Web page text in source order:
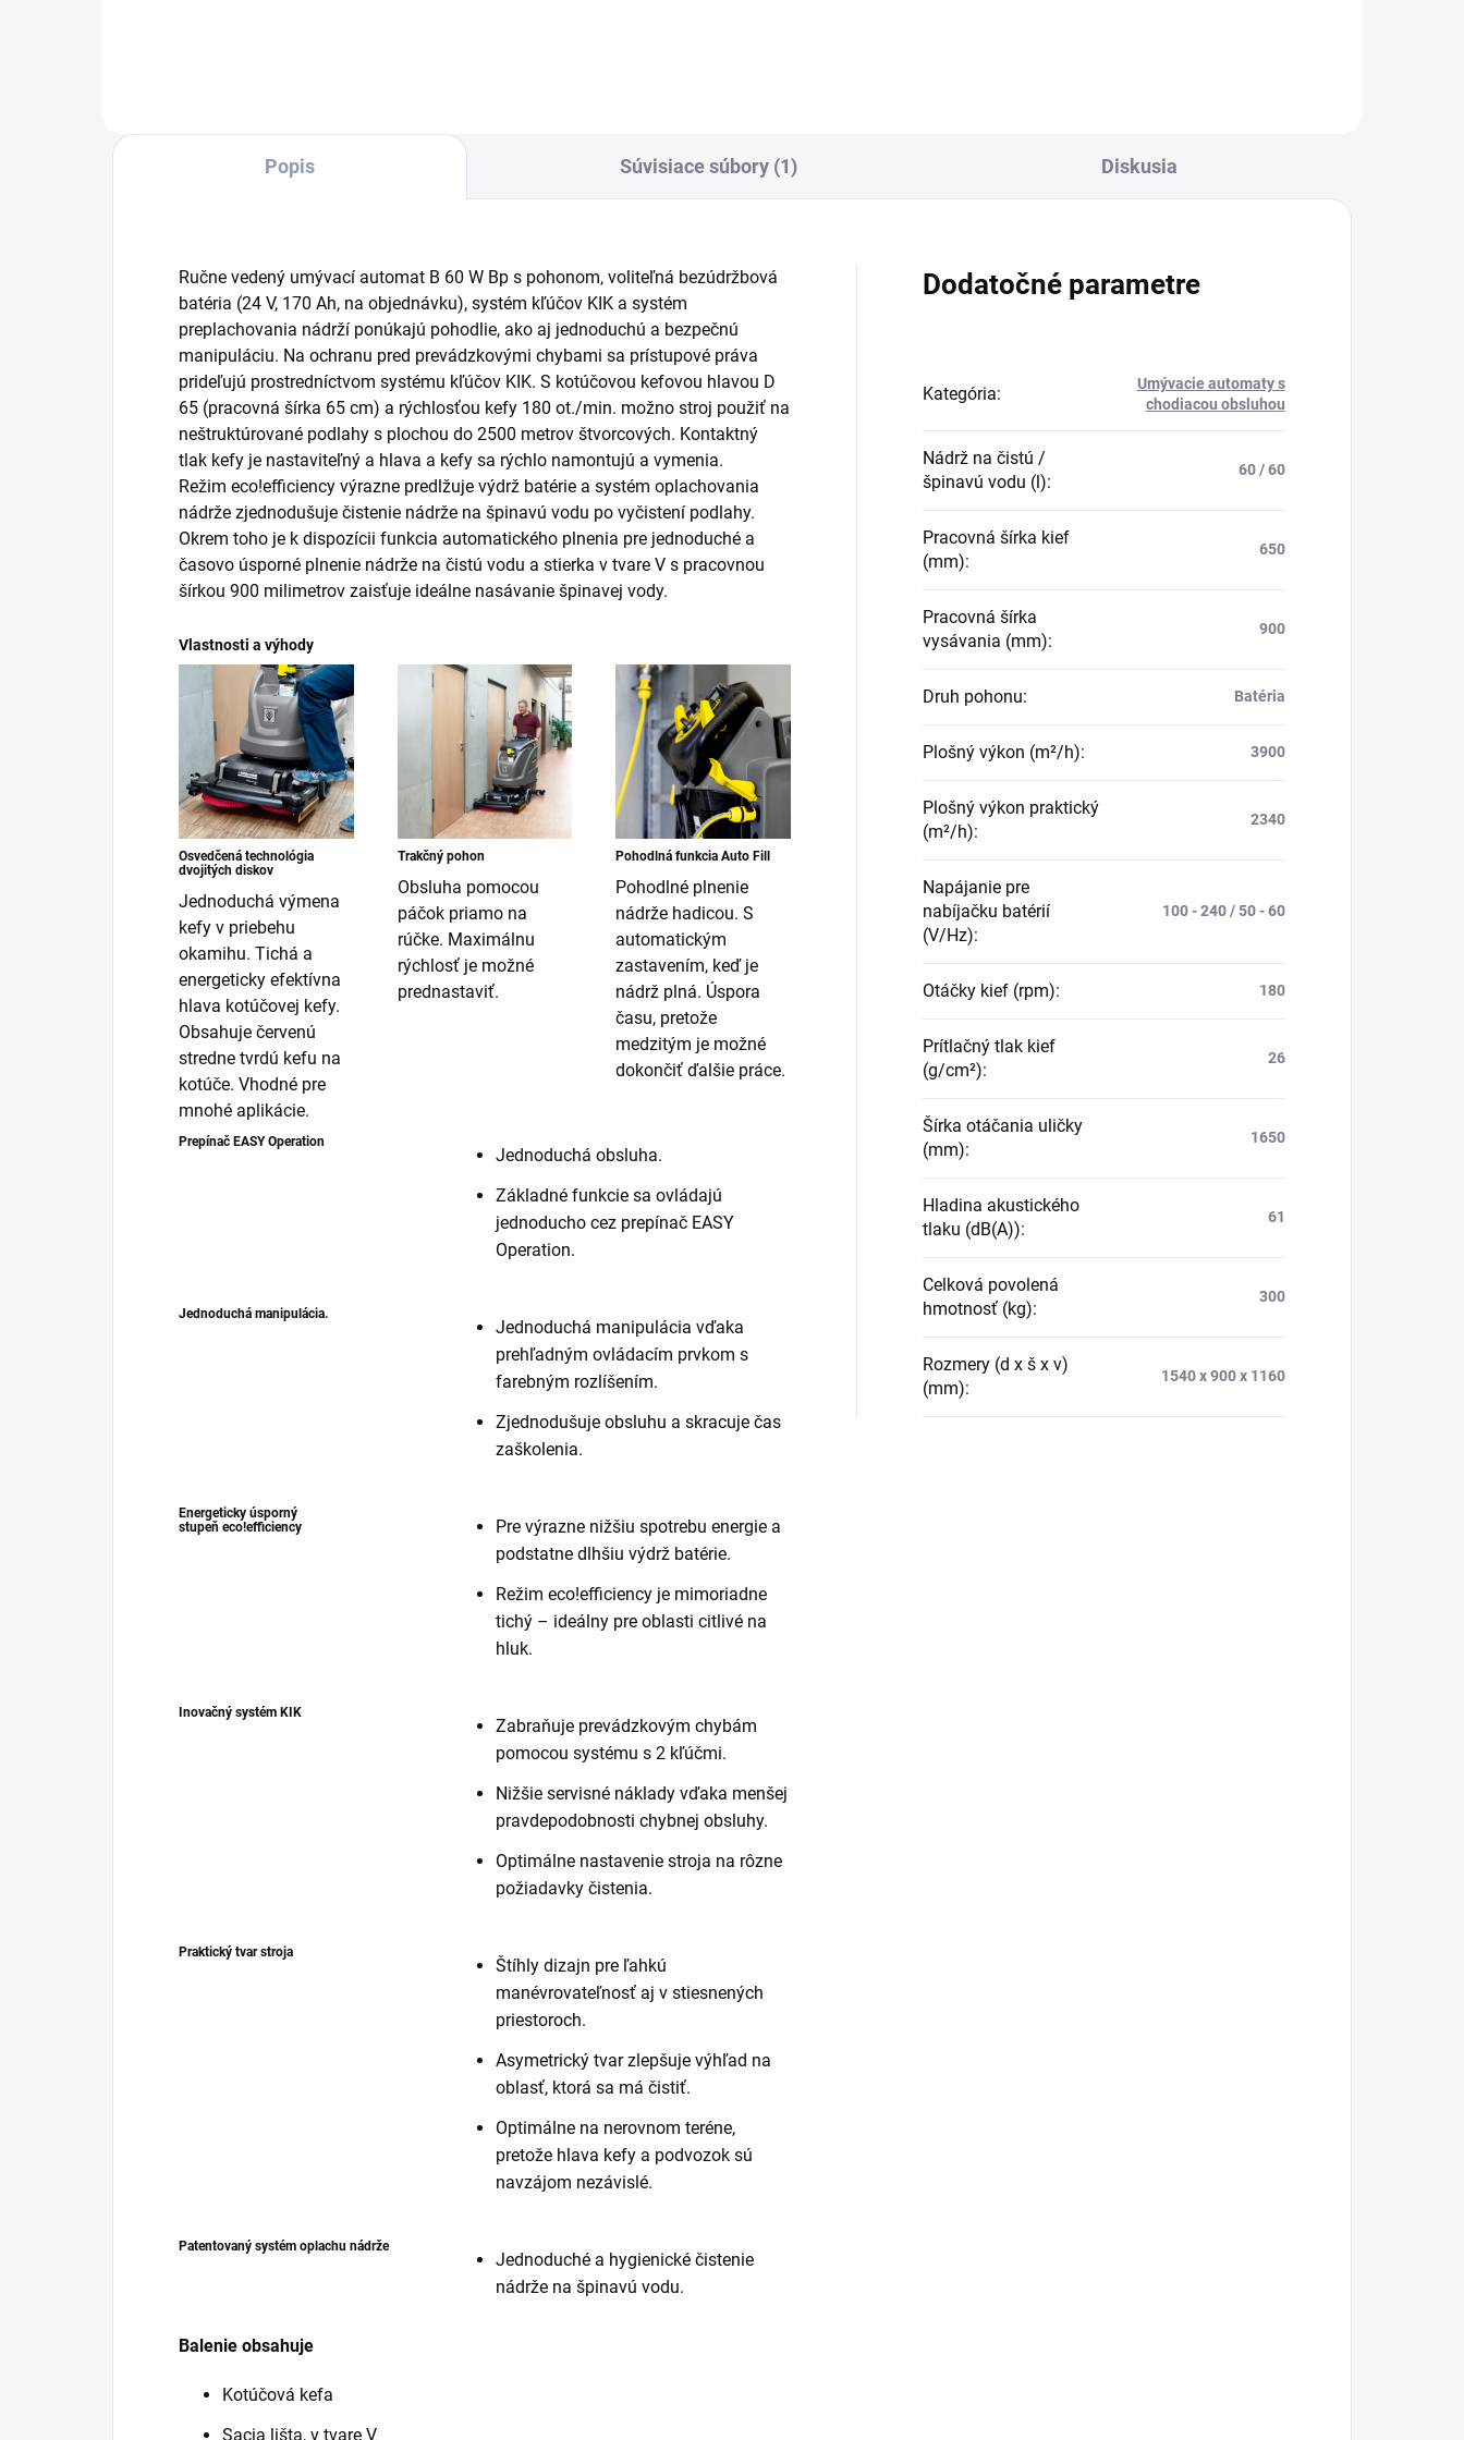
Popis Súvisiace súbory (1) Diskusia
Ručne vedený umývací automat B 60 W Bp s pohonom, voliteľná bezúdržbová
batéria (24 V, 170 Ah, na objednávku), systém kľúčov KIK a systém
preplachovania nádrží ponúkajú pohodlie, ako aj jednoduchú a bezpečnú
manipuláciu. Na ochranu pred prevádzkovými chybami sa prístupové práva
prideľujú prostredníctvom systému kľúčov KIK. S kotúčovou kefovou hlavou D
65 (pracovná šírka 65 cm) a rýchlosťou kefy 180 ot./min. možno stroj použiť na
neštruktúrované podlahy s plochou do 2500 metrov štvorcových. Kontaktný
tlak kefy je nastaviteľný a hlava a kefy sa rýchlo namontujú a vymenia.
Režim eco!efficiency výrazne predlžuje výdrž batérie a systém oplachovania
nádrže zjednodušuje čistenie nádrže na špinavú vodu po vyčistení podlahy.
Okrem toho je k dispozícii funkcia automatického plnenia pre jednoduché a
časovo úsporné plnenie nádrže na čistú vodu a stierka v tvare V s pracovnou
šírkou 900 milimetrov zaisťuje ideálne nasávanie špinavej vody.
Vlastnosti a výhody
Osvedčená technológia
dvojitých diskov
Jednoduchá výmena
kefy v priebehu
okamihu. Tichá a
energeticky efektívna
hlava kotúčovej kefy.
Obsahuje červenú
stredne tvrdú kefu na
kotúče. Vhodné pre
mnohé aplikácie.
Trakčný pohon
Obsluha pomocou
páčok priamo na
rúčke. Maximálnu
rýchlosť je možné
prednastaviť.
Pohodlná funkcia Auto Fill
Pohodlné plnenie
nádrže hadicou. S
automatickým
zastavením, keď je
nádrž plná. Úspora
času, pretože
medzitým je možné
dokončiť ďalšie práce.
Prepínač EASY Operation
Jednoduchá obsluha.
Základné funkcie sa ovládajú
jednoducho cez prepínač EASY
Operation.
Jednoduchá manipulácia.
Jednoduchá manipulácia vďaka
prehľadným ovládacím prvkom s
farebným rozlíšením.
Zjednodušuje obsluhu a skracuje čas
zaškolenia.
Energeticky úsporný
stupeň eco!efficiency
Pre výrazne nižšiu spotrebu energie a
podstatne dlhšiu výdrž batérie.
Režim eco!efficiency je mimoriadne
tichý – ideálny pre oblasti citlivé na
hluk.
Inovačný systém KIK
Zabraňuje prevádzkovým chybám
pomocou systému s 2 kľúčmi.
Nižšie servisné náklady vďaka menšej
pravdepodobnosti chybnej obsluhy.
Optimálne nastavenie stroja na rôzne
požiadavky čistenia.
Praktický tvar stroja
Štíhly dizajn pre ľahkú
manévrovateľnosť aj v stiesnených
priestoroch.
Asymetrický tvar zlepšuje výhľad na
oblasť, ktorá sa má čistiť.
Optimálne na nerovnom teréne,
pretože hlava kefy a podvozok sú
navzájom nezávislé.
Patentovaný systém oplachu nádrže
Jednoduché a hygienické čistenie
nádrže na špinavú vodu.
Balenie obsahuje
Kotúčová kefa
Sacia lišta, v tvare V
Dodatočné parametre
Kategória:
Umývacie automaty s
chodiacou obsluhou
Nádrž na čistú /
špinavú vodu (l):
60 / 60
Pracovná šírka kief
(mm):
650
Pracovná šírka
vysávania (mm):
900
Druh pohonu: Batéria
Plošný výkon (m²/h): 3900
Plošný výkon praktický
(m²/h):
2340
Napájanie pre
nabíjačku batérií
(V/Hz):
100 - 240 / 50 - 60
Otáčky kief (rpm): 180
Prítlačný tlak kief
(g/cm²):
26
Šírka otáčania uličky
(mm):
1650
Hladina akustického
tlaku (dB(A)):
61
Celková povolená
hmotnosť (kg):
300
Rozmery (d x š x v)
(mm):
1540 x 900 x 1160